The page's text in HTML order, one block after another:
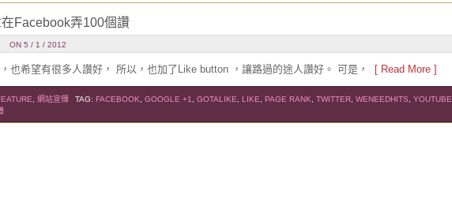
IN /HOME/TAOWORKS/PUBLIC_HTML/WP-INCLUDES/NAV-MENU.PHP
IN/HOME/TAOWORKS/PUBLIC_HTML/WP-INCLUDES/NAV-MENU.PHPON LINE604
IN
Facebook弄100個讚
ON 5 / 1 / 2012
也希望有很多人讚好， 所以，也加了Like button ，讓路過的途人讚好。 可是， [ Read More ]
網站宣傳 TAG: FACEBOOK GOOGLE +1 GOTALIKE LIKE PAGE RANK TWITTER WENEEDHITS YOUTUBE